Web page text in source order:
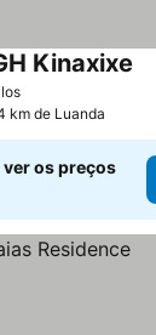
Ver preços
Kinaxixe
km de Luanda
ver os preços